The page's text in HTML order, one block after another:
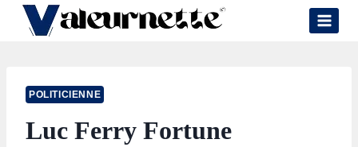
Skip
POLITICIENNE
Luc Ferry Fortune